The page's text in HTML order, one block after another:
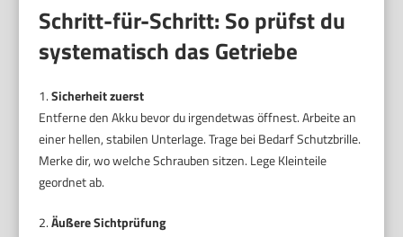
Schritt-für-Schritt: So prüfst du
systematisch das Getriebe
1.Sicherheit zuerst
Entferne den Akku bevor du irgendetwas öffnest. Arbeite an
einer hellen, stabilen Unterlage. Trage bei Bedarf Schutzbrille.
Merke dir, wo welche Schrauben sitzen. Lege Kleinteile
geordnet ab.
2.Äußere Sichtprüfung